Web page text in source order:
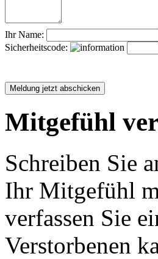
Ihr Name:
Sicherheitscode:
Mitgefühl
Schreiben Sie
Ihr Mitgefühl
verfassen Sie
Verstorbenen